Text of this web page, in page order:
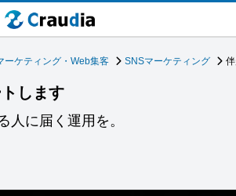
ーケティング・Web集客 SNSマーケティング
します
人に届く運用を。